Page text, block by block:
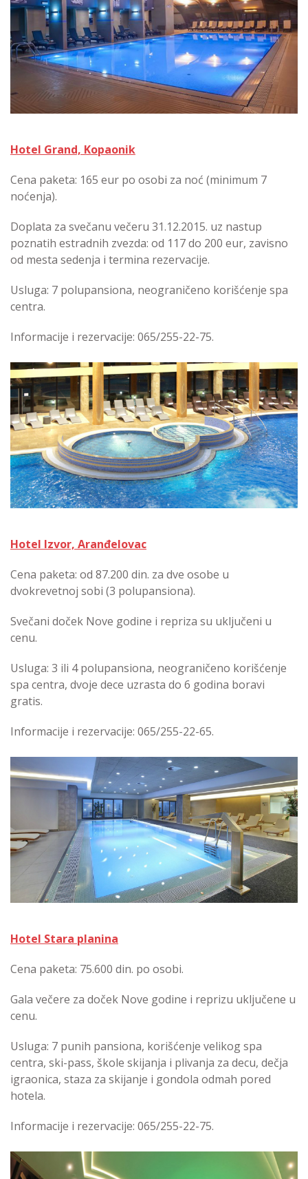
Hotel Grand, Kopaonik
Cena paketa: 165 eur po osobi za noć (minimum 7
noćenja).
Doplata za svečanu večeru 31.12.2015. uz nastup
poznatih estradnih zvezda: od 117 do 200 eur, zavisno
od mesta sedenja i termina rezervacije.
Usluga: 7 polupansiona, neograničeno korišćenje spa
centra.
Informacije i rezervacije: 065/255-22-75.
Hotel Izvor, Aranđelovac
Cena paketa: od 87.200 din. za dve osobe u
dvokrevetnoj sobi (3 polupansiona).
Svečani doček Nove godine i repriza su uključeni u
cenu.
Usluga: 3 ili 4 polupansiona, neograničeno korišćenje
spa centra, dvoje dece uzrasta do 6 godina boravi
gratis.
Informacije i rezervacije: 065/255-22-65.
Hotel Stara planina
Cena paketa: 75.600 din. po osobi.
Gala večere za doček Nove godine i reprizu uključene u
cenu.
Usluga: 7 punih pansiona, korišćenje velikog spa
centra, ski-pass, škole skijanja i plivanja za decu, dečja
igraonica, staza za skijanje i gondola odmah pored
hotela.
Informacije i rezervacije: 065/255-22-75.